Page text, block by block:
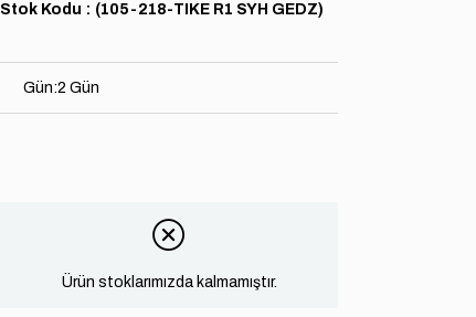
Stok Kodu (105-218-TIKE R1 SYH GEDZ)
Gün:2 Gün
Ürün stoklarımızda kalmamıştır.